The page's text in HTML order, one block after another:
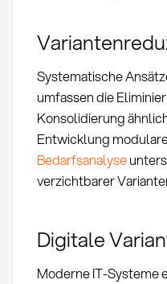
Systematische
umfassen die
Konsolidierung
Entwicklung
Bedarfsanalyse
verzichtbarer
Digitale
Moderne IT-Systeme